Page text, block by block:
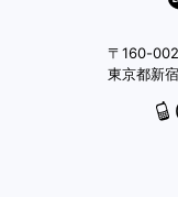
〒160-
東京都新